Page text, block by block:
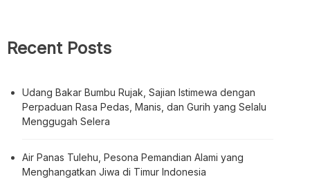
Recent Posts
Udang Bakar Bumbu Rujak, Sajian Istimewa dengan
Perpaduan Rasa Pedas, Manis, dan Gurih yang Selalu
Menggugah Selera
Air Panas Tulehu, Pesona Pemandian Alami yang
Menghangatkan Jiwa di Timur Indonesia